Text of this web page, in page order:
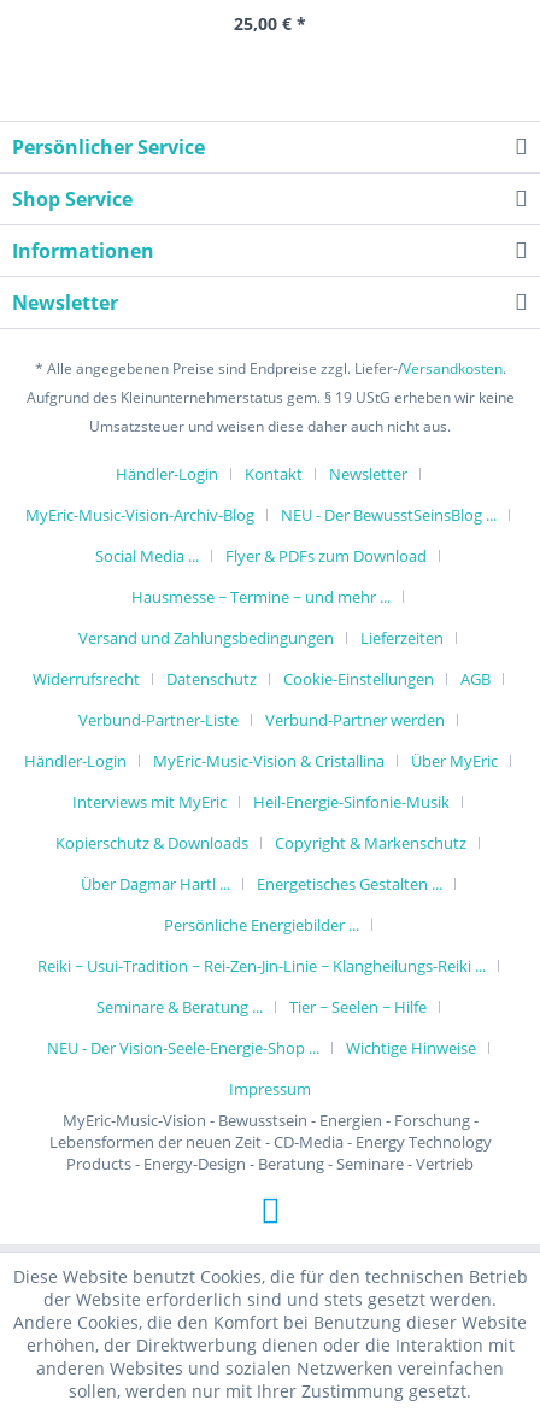
25,00 € *
Persönlicher Service
Shop Service
Informationen
Newsletter
* Alle angegebenen Preise sind Endpreise zzgl. Liefer-/Versandkosten.
Aufgrund des Kleinunternehmerstatus gem. § 19 UStG erheben wir keine
Umsatzsteuer und weisen diese daher auch nicht aus.
Händler-Login Kontakt
Newsletter
MyEric-Music-Vision-Archiv-Blog
NEU - Der BewusstSeinsBlog ...
Social Media ...
Flyer & PDFs zum Download
Hausmesse ~ Termine ~ und mehr ...
Versand und Zahlungsbedingungen
Lieferzeiten
Widerrufsrecht
Datenschutz Cookie-Einstellungen
AGB
Verbund-Partner-Liste
Verbund-Partner werden
Händler-Login
MyEric-Music-Vision & Cristallina
Über MyEric
Interviews mit MyEric
Heil-Energie-Sinfonie-Musik
Kopierschutz & Downloads
Copyright & Markenschutz
Über Dagmar Hartl ...
Energetisches Gestalten ...
Persönliche Energiebilder ...
Reiki ~ Usui-Tradition ~ Rei-Zen-Jin-Linie ~ Klangheilungs-Reiki ...
Seminare & Beratung ...
Tier ~ Seelen ~ Hilfe
NEU - Der Vision-Seele-Energie-Shop ...
Wichtige Hinweise
Impressum
MyEric-Music-Vision - Bewusstsein - Energien - Forschung -
Lebensformen der neuen Zeit - CD-Media - Energy Technology
Products - Energy-Design - Beratung - Seminare - Vertrieb
Diese Website benutzt Cookies, die für den technischen Betrieb
der Website erforderlich sind und stets gesetzt werden.
Andere Cookies, die den Komfort bei Benutzung dieser Website
erhöhen, der Direktwerbung dienen oder die Interaktion mit
anderen Websites und sozialen Netzwerken vereinfachen
sollen, werden nur mit Ihrer Zustimmung gesetzt.